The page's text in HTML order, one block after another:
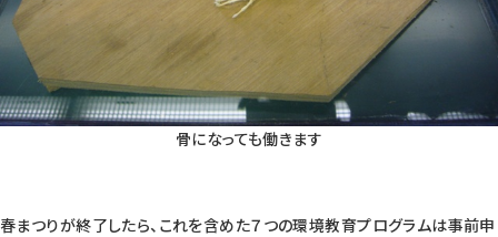
骨になっても働きます
春まつりが終了したら、これを含めた７つの環境教育プログラムは事前申